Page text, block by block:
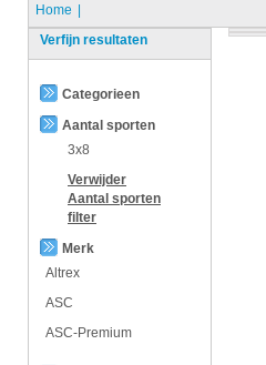
Home
Verfijn resultaten
Categorieen
Aantal sporten
3x8
Verwijder
Aantal sporten
filter
Merk
Altrex
ASC
ASC-Premium